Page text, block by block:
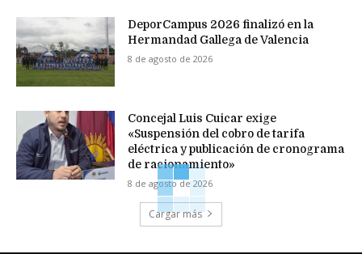
DeporCampus 2026 finalizó en la
Hermandad Gallega de Valencia
8 de agosto de 2026
Concejal Luis Cuicar exige
«Suspensión del cobro de tarifa
eléctrica y publicación de cronograma
de racionamiento»
8 de agosto de 2026
Cargar más